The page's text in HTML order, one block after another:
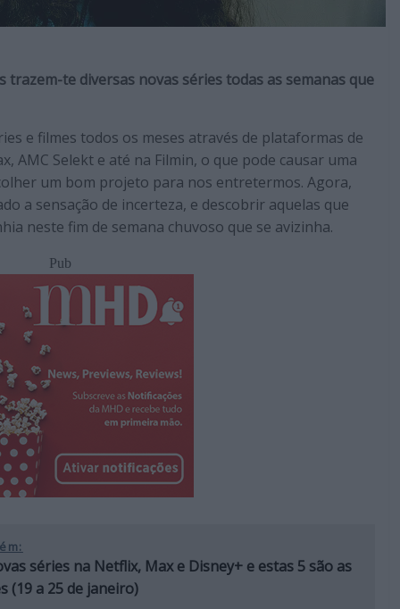
te diversas novas séries todas as semanas que
e filmes todos os meses através de plataformas de
AMC Selekt e até na Filmin, o que pode causar uma
um bom projeto para nos entretermos. Agora,
a sensação de incerteza, e descobrir aquelas que
neste fim de semana chuvoso que se avizinha.
Pub
séries na Netflix, Max e Disney+ e estas 5 são as
(19 a 25 de janeiro)